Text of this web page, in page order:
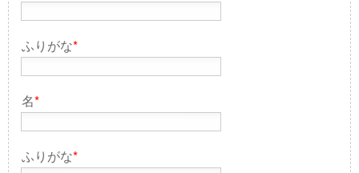
ふりがな*
名*
ふりがな*